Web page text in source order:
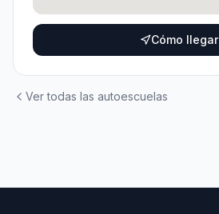
Cómo llegar
Ver todas las autoescuelas